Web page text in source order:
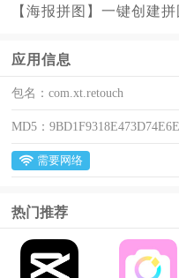
【海报拼图】一键创建
应用信息
包名：com.xt.retouch
MD5：
需要网络
热门推荐